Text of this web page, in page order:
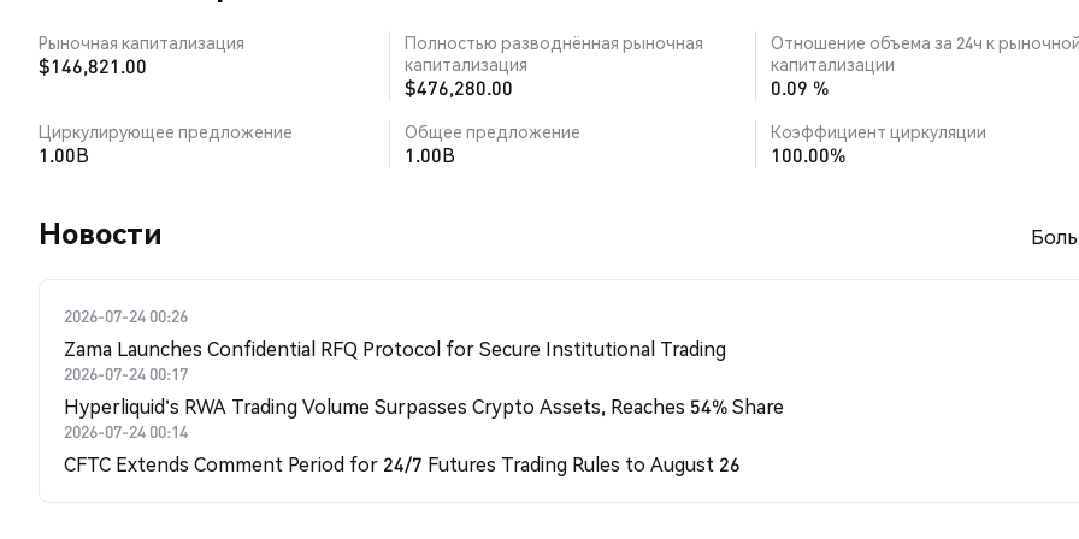
Рыночная капитализация
$146,821.00
Полностью разводнённая рыночная
капитализация
$476,280.00
Отношение объема за 24ч к
капитализации
0.09 %
Циркулирующее предложение
1.00B
Общее предложение
1.00B
Коэффициент циркуляции
100.00%
Новости
2026-07-24 00:26
Zama Launches Confidential RFQ Protocol for Secure Institutional Trading
2026-07-24 00:17
Hyperliquid's RWA Trading Volume Surpasses Crypto Assets, Reaches 54% Share
2026-07-24 00:14
CFTC Extends Comment Period for 24/7 Futures Trading Rules to August 26